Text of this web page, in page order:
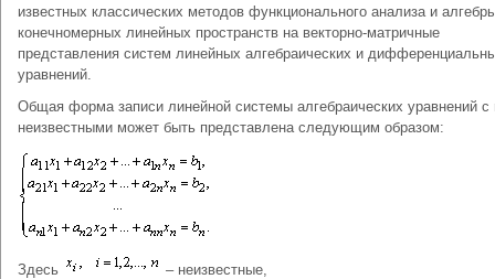
известных классических методов функционального анализа и
конечномерных линейных пространств на векторно-матричные
представления систем линейных алгебраических и
уравнений.
Общая форма записи линейной системы алгебраических уравнений с
неизвестными может быть представлена следующим образом:
Здесь – неизвестные,